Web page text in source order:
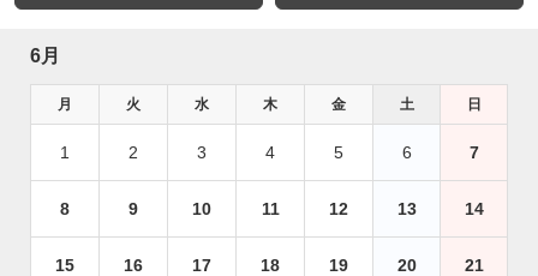
6月
月 火 水 木 金 土 日
1 2 3 4 5 6 7
8 9 10 11 12 13 14
15 16 17 18 19 20 21